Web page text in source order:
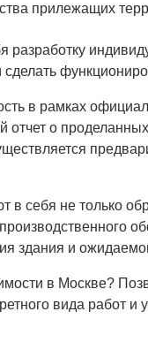
прилежащих
разработку
в рамках
отчет о
в себя не только
здания и
в Москве?
вида работ и